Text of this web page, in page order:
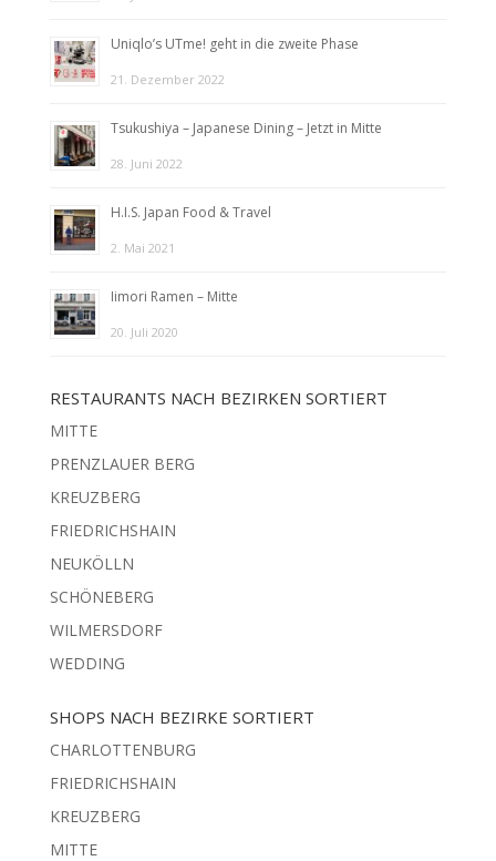
Uniqlo’s UTme! geht in die zweite Phase
21. Dezember 2022
Tsukushiya – Japanese Dining – Jetzt in Mitte
28. Juni 2022
H.I.S. Japan Food & Travel
2. Mai 2021
Iimori Ramen – Mitte
20. Juli 2020
RESTAURANTS NACH BEZIRKEN SORTIERT
MITTE
PRENZLAUER BERG
KREUZBERG
FRIEDRICHSHAIN
NEUKÖLLN
SCHÖNEBERG
WILMERSDORF
WEDDING
SHOPS NACH BEZIRKE SORTIERT
CHARLOTTENBURG
FRIEDRICHSHAIN
KREUZBERG
MITTE